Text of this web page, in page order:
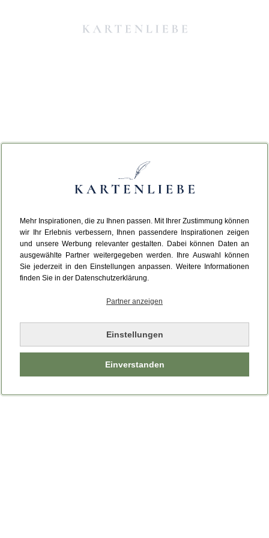
Mehr Inspirationen, die zu Ihnen passen. Mit Ihrer Zustimmung können
wir Ihr Erlebnis verbessern, Ihnen passendere Inspirationen zeigen
und unsere Werbung relevanter gestalten. Dabei können Daten an
ausgewählte Partner weitergegeben werden. Ihre Auswahl können
Sie jederzeit in den Einstellungen anpassen. Weitere Informationen
finden Sie in der Datenschutzerklärung.
Partner anzeigen
Einstellungen
Einverstanden
Da ist etwas schiefgelaufen.
Leider ist ein technischer Fehler aufgetreten.
Bitte laden Sie die Seite neu.